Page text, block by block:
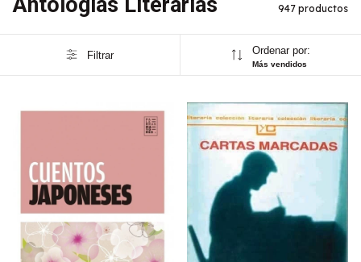
947 productos
Filtrar Ordenar por:
Más vendidos